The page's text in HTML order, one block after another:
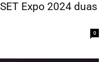
Expo 2024 duas
0